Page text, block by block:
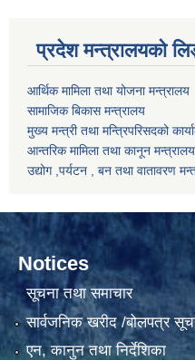
प्रदेश मन्त्रालयको
आर्थिक मामिला तथा योजना मन्त्रालय
सामाजिक बिकास मन्त्रालय
मुख्य मन्त्री तथा मन्त्रिपरिसदको
आन्तरिक मामिला तथा कानून मन्त्रालय
उद्योग ,पर्यटन , बन तथा वातावरण
Notices
सूचना तथा समाचार
सार्वजनिक खरीद /बोलपत्र
एन, कानुन तथा निर्देशिका